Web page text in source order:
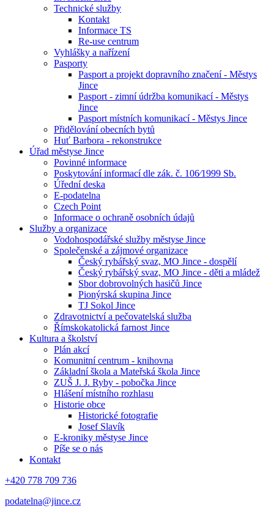
Technické služby
Kontakt
Informace TS
Re-use centrum
Vyhlášky a nařízení
Pasporty
Pasport a projekt dopravního značení - Městys
Jince
Pasport - zimní údržba komunikací - Městys
Jince
Pasport místních komunikací - Městys Jince
Přidělování obecních bytů
Huť Barbora - rekonstrukce
Úřad městyse Jince
Povinné informace
Poskytování informací dle zák. č. 106⁄1999 Sb.
Úřední deska
E-podatelna
Czech Point
Informace o ochraně osobních údajů
Služby a organizace
Vodohospodářské služby městyse Jince
Společenské a zájmové organizace
Český rybářský svaz, MO Jince - dospělí
Český rybářský svaz, MO Jince - děti a mládež
Sbor dobrovolných hasičů Jince
Pionýrská skupina Jince
TJ Sokol Jince
Zdravotnictví a pečovatelská služba
Římskokatolická farnost Jince
Kultura a školství
Plán akcí
Komunitní centrum - knihovna
Základní škola a Mateřská škola Jince
ZUŠ J. J. Ryby - pobočka Jince
Hlášení místního rozhlasu
Historie obce
Historické fotografie
Josef Slavík
E-kroniky městyse Jince
Píše se o nás
Kontakt
+420 778 709 736
podatelna@jince.cz